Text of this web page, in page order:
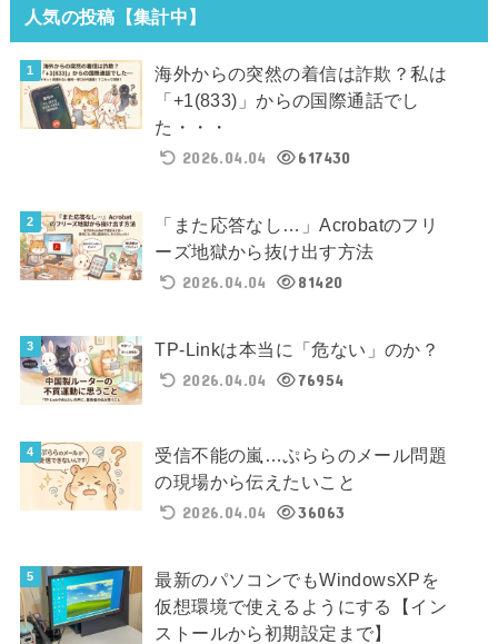
人気の投稿【集計中】
海外からの突然の着信は詐欺？私は
「+1(833)」からの国際通話でし
た・・・
2026.04.04
617430
「また応答なし…」Acrobatのフリ
ーズ地獄から抜け出す方法
2026.04.04
81420
TP-Linkは本当に「危ない」のか？
2026.04.04
76954
受信不能の嵐…ぷららのメール問題
の現場から伝えたいこと
2026.04.04
36063
最新のパソコンでもWindowsXPを
仮想環境で使えるようにする【イン
ストールから初期設定まで】